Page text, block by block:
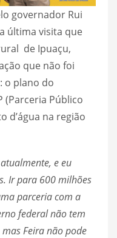
governador Rui
última visita que
de Ipuaçu,
que não foi
o plano do
(Parceria Público
d’água na região
e eu
Ir para 600 milhões
parceria com a
federal não tem
Feira não pode